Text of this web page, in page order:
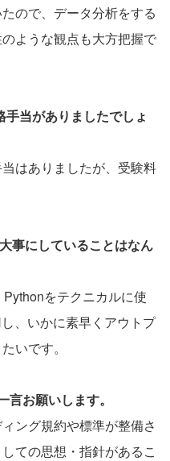
ので、データ分析をする
ような観点も大方把握で
当がありましたでしょ
はありましたが、受験料
事にしていることはなん
をテクニカルに使
、いかに素早くアウトプ
いです。
お願いします。
ング規約や標準が整備さ
ての思想・指針があるこ